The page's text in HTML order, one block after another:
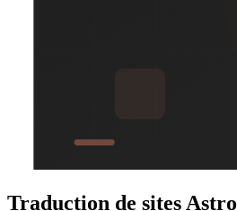
Traduction de sites